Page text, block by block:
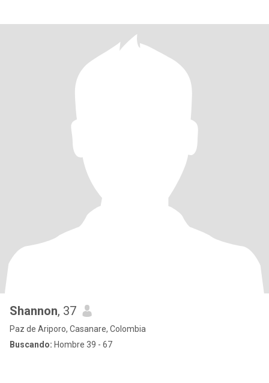
Shannon, 37
Paz de Ariporo, Casanare, Colombia
Buscando: Hombre 39 - 67